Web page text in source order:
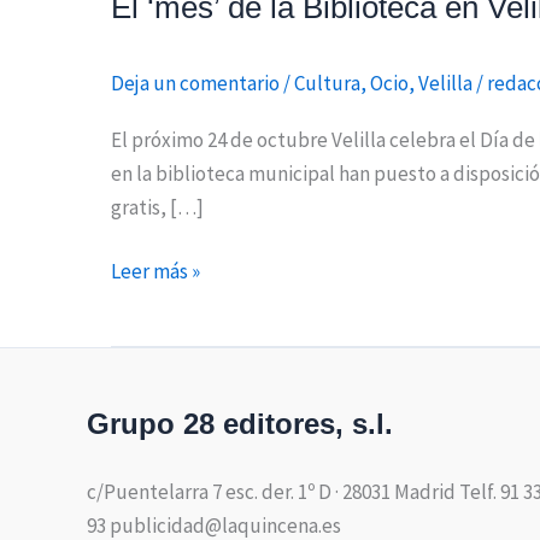
El ‘mes’ de la Biblioteca en
Deja un comentario/Cultura,Ocio,Velilla/
El próximo 24 de octubre Velilla celebra el Día
en la biblioteca municipal han puesto a
gratis, […]
Leer más »
Grupo 28 editores, s.l.
c/Puentelarra 7 esc. der. 1º D · 28031 Madrid Telf. 91
93 publicidad@laquincena.es